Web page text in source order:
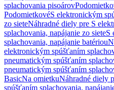
splachovania pisoárov
PodomietkovéS elektronickým
zo sieteNáhradné diely pre S
splachovania, napájanie zo sieteS
splachovania, napájanie batériou
elektronickým spúšťaním
pneumatickým spúšťaním
pneumatickým spúšťaním
BasicNa omietkuNáhradné diely
spúšťaním splachovania,